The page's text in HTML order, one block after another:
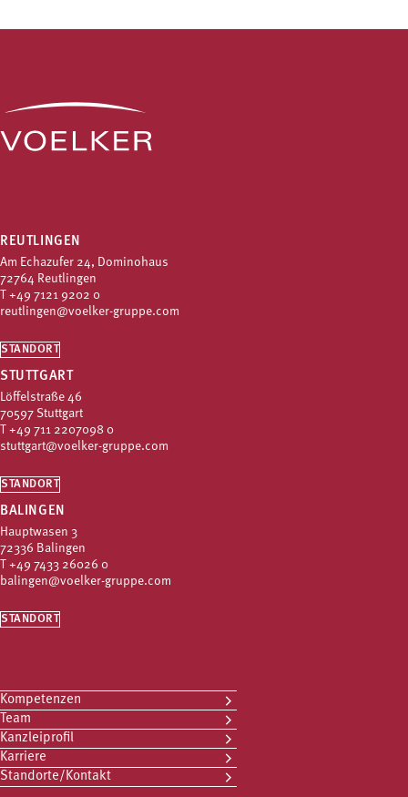
REUTLINGEN
Am Echazufer 24, Dominohaus
72764 Reutlingen
+49 7121 9202 0
reutlingen@voelker-gruppe.com
STANDORT
STUTTGART
Löffelstraße 46
70597 Stuttgart
+49 711 2207098 0
stuttgart@voelker-gruppe.com
STANDORT
BALINGEN
Hauptwasen 3
72336 Balingen
+49 7433 26026 0
balingen@voelker-gruppe.com
STANDORT
Kompetenzen
Team
Kanzleiprofil
Karriere
Standorte/Kontakt